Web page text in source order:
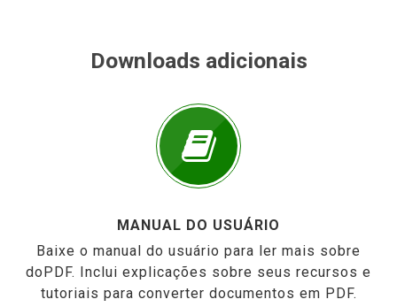
Downloads adicionais
MANUAL DO USUÁRIO
Baixe o manual do usuário para ler mais sobre
doPDF. Inclui explicações sobre seus recursos e
tutoriais para converter documentos em PDF.